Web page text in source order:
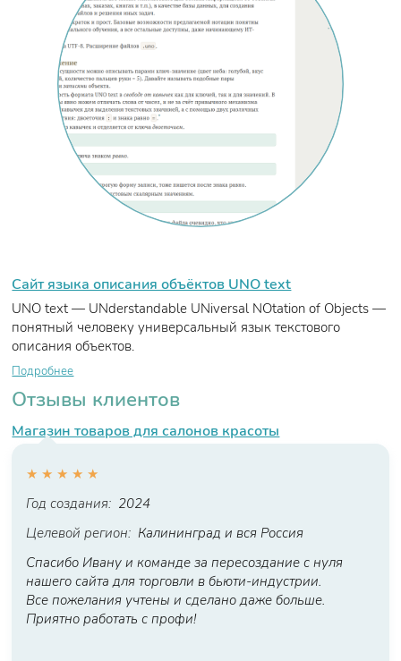
Сайт языка описания объёктов UNO text
UNO text — UNderstandable UNiversal NOtation of Objects —
понятный человеку универсальный язык текстового
описания объектов.
Подробнее
Отзывы клиентов
Магазин товаров для салонов красоты
★ ★ ★ ★ ★
Год создания: 2024
Целевой регион: Калининград и вся Россия
Спасибо Ивану и команде за пересоздание с нуля
нашего сайта для торговли в бьюти-индустрии.
Все пожелания учтены и сделано даже больше.
Приятно работать с профи!